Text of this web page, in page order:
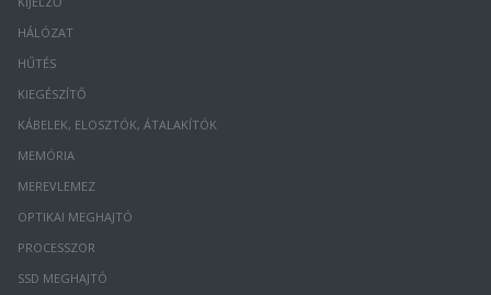
HÁLÓZAT
HŰTÉS
KIEGÉSZÍTŐ
KÁBELEK, ELOSZTÓK, ÁTALAKÍTÓK
MEMÓRIA
MEREVLEMEZ
OPTIKAI MEGHAJTÓ
PROCESSZOR
SSD MEGHAJTÓ